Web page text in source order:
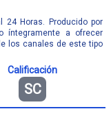
24 Horas. Producido por
íntegramente a ofrecer
los canales de este tipo
Calificación
SC